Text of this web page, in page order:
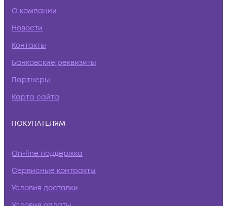
О компании
Новости
Контакты
Банковские реквизиты
Партнеры
Карта сайта
ПОКУПАТЕЛЯМ
On-line поддержка
Сервисные контракты
Условия доставки